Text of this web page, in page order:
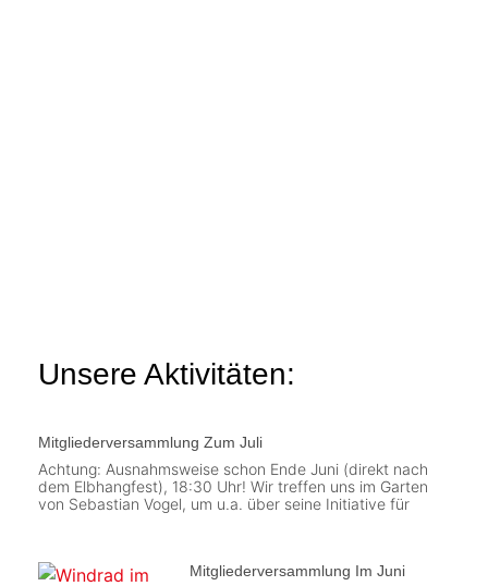
Unsere Aktivitäten:
Mitgliederversammlung Zum Juli
Achtung: Ausnahmsweise schon Ende Juni (direkt nach
dem Elbhangfest), 18:30 Uhr! Wir treffen uns im Garten
von Sebastian Vogel, um u.a. über seine Initiative für
Mitgliederversammlung Im Juni